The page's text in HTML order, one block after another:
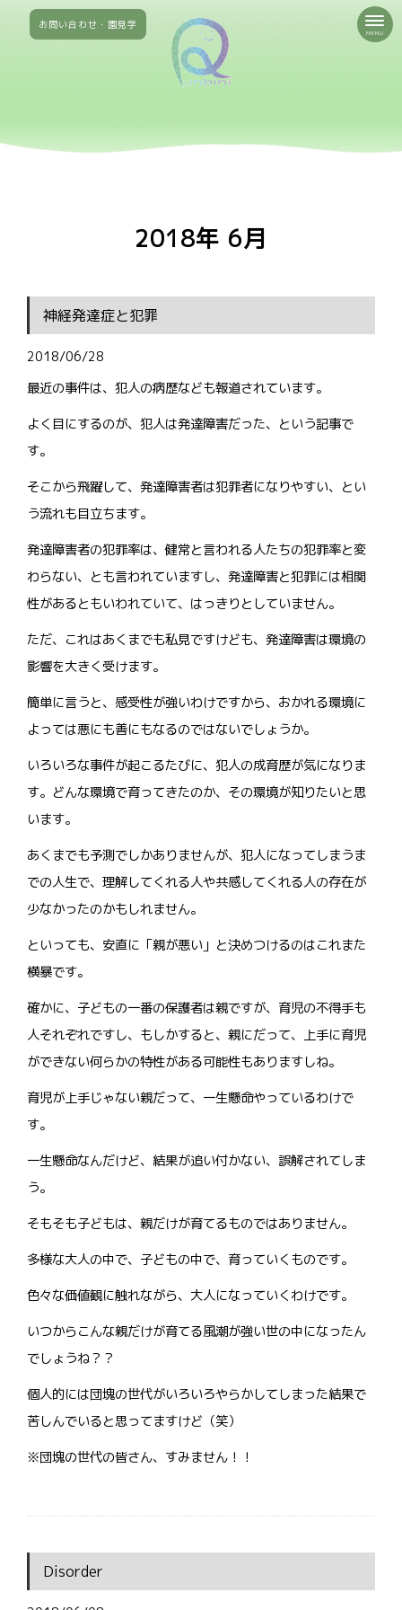
お問い合わせ・園見学
MENU
2018年 6月
神経発達症と犯罪
2018/06/28
最近の事件は、犯人の病歴なども報道されています。
よく目にするのが、犯人は発達障害だった、という記事で
す。
そこから飛躍して、発達障害者は犯罪者になりやすい、とい
う流れも目立ちます。
発達障害者の犯罪率は、健常と言われる人たちの犯罪率と変
わらない、とも言われていますし、発達障害と犯罪には相関
性があるともいわれていて、はっきりとしていません。
ただ、これはあくまでも私見ですけども、発達障害は環境の
影響を大きく受けます。
簡単に言うと、感受性が強いわけですから、おかれる環境に
よっては悪にも善にもなるのではないでしょうか。
いろいろな事件が起こるたびに、犯人の成育歴が気になりま
す。どんな環境で育ってきたのか、その環境が知りたいと思
います。
あくまでも予測でしかありませんが、犯人になってしまうま
での人生で、理解してくれる人や共感してくれる人の存在が
少なかったのかもしれません。
といっても、安直に「親が悪い」と決めつけるのはこれまた
横暴です。
確かに、子どもの一番の保護者は親ですが、育児の不得手も
人それぞれですし、もしかすると、親にだって、上手に育児
ができない何らかの特性がある可能性もありますしね。
育児が上手じゃない親だって、一生懸命やっているわけで
す。
一生懸命なんだけど、結果が追い付かない、誤解されてしま
う。
そもそも子どもは、親だけが育てるものではありません。
多様な大人の中で、子どもの中で、育っていくものです。
色々な価値観に触れながら、大人になっていくわけです。
いつからこんな親だけが育てる風潮が強い世の中になったん
でしょうね？？
個人的には団塊の世代がいろいろやらかしてしまった結果で
苦しんでいると思ってますけど（笑）
※団塊の世代の皆さん、すみません！！
Disorder